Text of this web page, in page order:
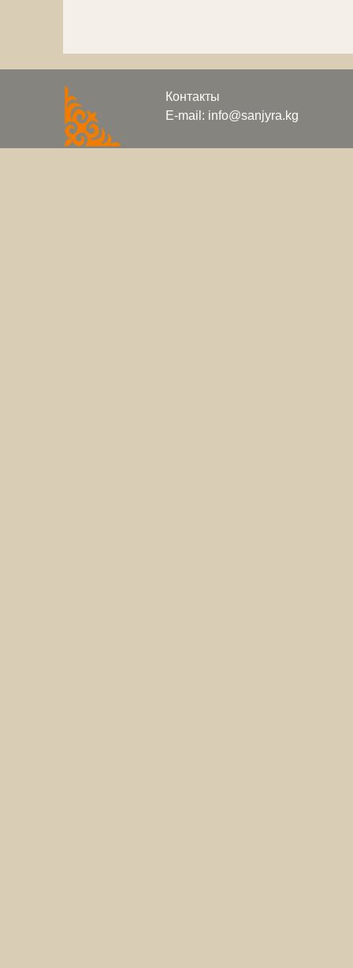
Контакты
E-mail: info@sanjyra.kg